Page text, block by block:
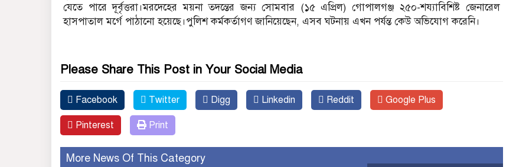
যেতে পারে দূর্বৃত্তরা।মরদেহের ময়না তদন্তের জন্য সোমবার (১৫ এপ্রিল) গোপালগঞ্জ ২৫০-শয্যাবিশিষ্ট জেনারেল
হাসপাতাল মর্গে পাঠানো হয়েছে।পুলিশ কর্মকর্তাগণ জানিয়েছেন, এসব ঘটনায় এখন পর্যন্ত কেউ অভিযোগ করেনি।
Please Share This Post in Your Social Media
Facebook Twitter Digg Linkedin Reddit Google Plus
Pinterest Print
More News Of This Category